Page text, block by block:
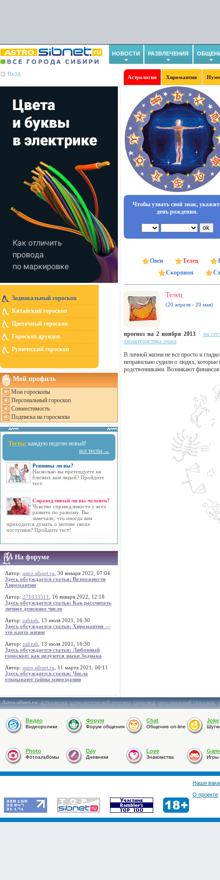
НОВОСТИ РАЗВЛЕЧЕНИЯ
Вход
Астрология Хиромантия
Зодиакальный гороскоп
Китайский гороскоп
Цветочный гороскоп
Гороскоп друидов
Рунический гороскоп
Мой профиль
Мои гороскопы
Персональный гороскоп
Совместимость
Подписка на гороскопы
Тесты: каждую неделю новый!
все тесты →
Ревнивы ли вы?
Насколько вы претендуете на
близких вам людей? Пройдите
тест.
Справедливый ли вы человек?
Чувство справедливости у всех
развито по разному. Вы
замечали, что иногда вам
приходится думать о мотиве своих
поступков? Пройдите тест!
На форуме
Автор: astro.sibnet.ru , 30 января 2022, 07:04
Здесь обсуждается статья: Возможности
Хиромантии
Автор: 271033511
, 16 января 2022, 12:18
Здесь обсуждается статья: Как рассчитать
личное денежное число
Автор: zabzab , 13 июля 2021, 16:30
Здесь обсуждается статья: Хиромантия —
это карта жизни
Автор: zabzab , 13 июля 2021, 16:30
Здесь обсуждается статья: Любовный
гороскоп: как целуются знаки Зодиака
Автор: astro.sibnet.ru , 11 марта 2021, 00:11
Здесь обсуждается статья: Числа
открывают тайны мироздания
Чтобы узнать свой знак,
день рождения.
Овен Телец
Скорпион
Телец
(20 апреля - 20 мая)
прогноз на 2 ноября 2013
на
характеристика знака
В личной жизни не все просто и
неправильно судили о людях,
родственниками. Возникают
Astro.sibnet.ru:астрология,астрологический прогноз,гороскоп,персональный гороскоп,
Видео
Видеоролики
Форум
Форум общения
Chat
Общение on-line
Joke
Photo
Фотоальбомы
Day
Дневники
Love
Знакомства Игры
Наши
О проекте